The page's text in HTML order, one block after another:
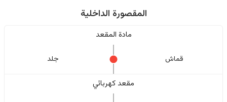
المقصورة الداخلية
مادة المقعد
قماش جلد
مقعد كهربائي